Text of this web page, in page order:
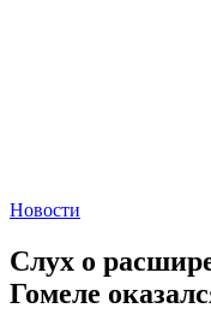
Новости
Слух о
Гомеле